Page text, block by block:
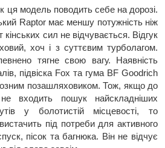
ця модель поводить себе на дорозі.
Raptor має меншу потужність ніж
сил не відчувається. Відгук
хоч і з суттєвим турболагом.
тягне свою вагу. Наявність
підвіска Fox та гума BF Goodrich
позашляховиком. Тож, якщо до
входить пошук найскладніших
у болотистій місцевості, то
під потреби для активного
пісок та багнюка. Він не відчує